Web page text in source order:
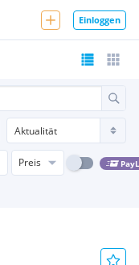
Einloggen
Preis